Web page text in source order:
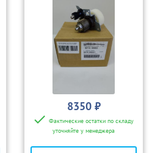
8350 ₽
Фактические остатки по складу
уточняйте у менеджера